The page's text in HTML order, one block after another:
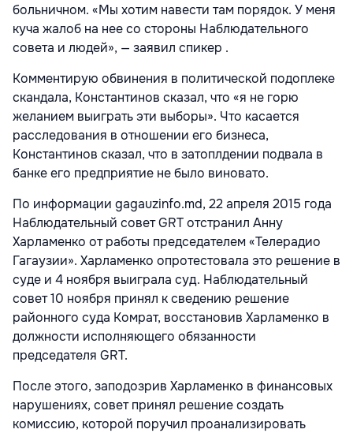
больничном. «Мы хотим навести там порядок. У меня
куча жалоб на нее со стороны Наблюдательного
совета и людей», — заявил спикер .
Комментирую обвинения в политической подоплеке
скандала, Константинов сказал, что «я не горю
желанием выиграть эти выборы». Что касается
расследования в отношении его бизнеса,
Константинов сказал, что в затоплдении подвала в
банке его предприятие не было виновато.
По информации gagauzinfo.md, 22 апреля 2015 года
Наблюдательный совет GRT отстранил Анну
Харламенко от работы председателем «Телерадио
Гагаузии». Харламенко опротестовала это решение в
суде и 4 ноября выиграла суд. Наблюдательный
совет 10 ноября принял к сведению решение
районного суда Комрат, восстановив Харламенко в
должности исполняющего обязанности
председателя GRT.
После этого, заподозрив Харламенко в финансовых
нарушениях, совет принял решение создать
комиссию, которой поручил проанализировать